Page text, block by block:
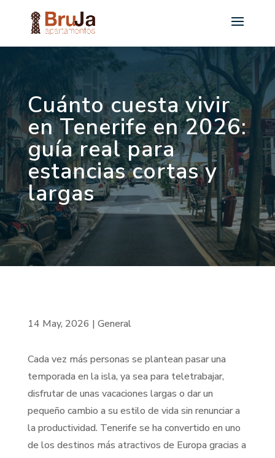
Cuánto cuesta vivir
en Tenerife en 2026:
guía real para
estancias cortas y
largas
14 May, 2026 | General
Cada vez más personas se plantean pasar una
temporada en la isla, ya sea para teletrabajar,
disfrutar de unas vacaciones largas o dar un
pequeño cambio a su estilo de vida sin renunciar a
la productividad. Tenerife se ha convertido en uno
de los destinos más atractivos de Europa gracias a